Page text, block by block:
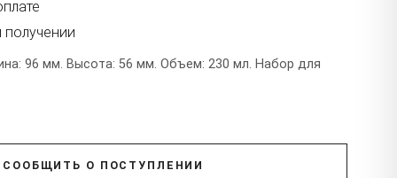
получении
96 мм. Высота: 56 мм. Объем: 230 мл. Набор для
СООБЩИТЬ О ПОСТУПЛЕНИИ